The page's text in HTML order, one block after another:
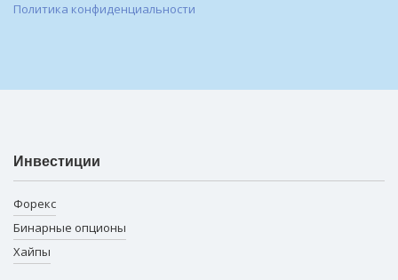
Политика конфиденциальности
Инвестиции
Форекс
Бинарные опционы
Хайпы